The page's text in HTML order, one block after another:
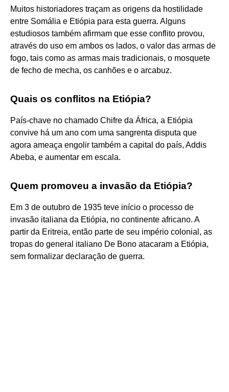
Muitos historiadores traçam as origens da hostilidade
entre Somália e Etiópia para esta guerra. Alguns
estudiosos também afirmam que esse conflito provou,
através do uso em ambos os lados, o valor das armas de
fogo, tais como as armas mais tradicionais, o mosquete
de fecho de mecha, os canhões e o arcabuz.
Quais os conflitos na Etiópia?
País-chave no chamado Chifre da África, a Etiópia
convive há um ano com uma sangrenta disputa que
agora ameaça engolir também a capital do país, Addis
Abeba, e aumentar em escala.
Quem promoveu a invasão da Etiópia?
Em 3 de outubro de 1935 teve início o processo de
invasão italiana da Etiópia, no continente africano. A
partir da Eritreia, então parte de seu império colonial, as
tropas do general italiano De Bono atacaram a Etiópia,
sem formalizar declaração de guerra.